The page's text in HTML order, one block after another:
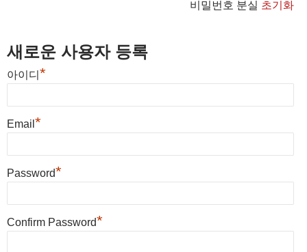
비밀번호 분실 초기화
새로운 사용자 등록
아이디 *
Email *
Password*
Confirm Password*